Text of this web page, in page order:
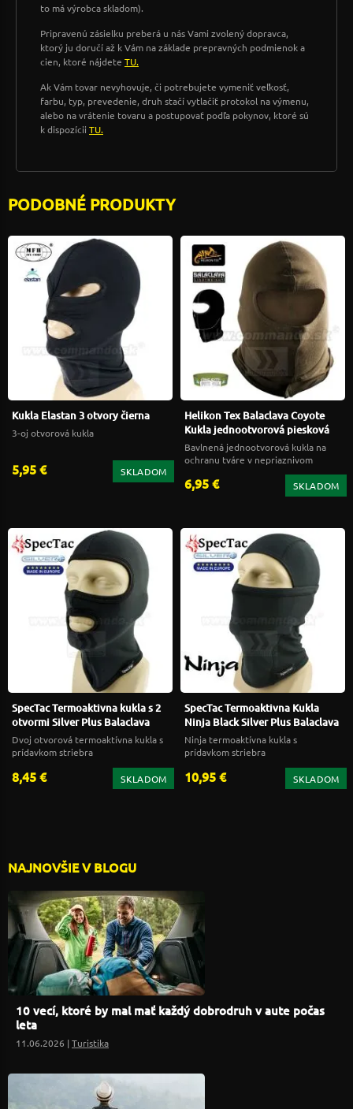
to má výrobca skladom).
Pripravenú zásielku preberá u nás Vami zvolený dopravca,
ktorý ju doručí až k Vám na základe prepravných podmienok a
cien, ktoré nájdete TU.
Ak Vám tovar nevyhovuje, či potrebujete vymeniť veľkosť,
farbu, typ, prevedenie, druh stačí vytlačiť protokol na výmenu,
alebo na vrátenie tovaru a postupovať podľa pokynov, ktoré sú
k dispozícii TU.
PODOBNÉ PRODUKTY
Kukla Elastan 3 otvory čierna
3-oj otvorová kukla
5,95 € SKLADOM
Helikon Tex Balaclava Coyote
Kukla jednootvorová piesková
Bavlnená jednootvorová kukla na
ochranu tváre v nepriaznivom
6,95 € SKLADOM
SpecTac Termoaktivna kukla s 2
otvormi Silver Plus Balaclava
Dvoj otvorová termoaktívna kukla s
prídavkom striebra
8,45 € SKLADOM
SpecTac Termoaktivna Kukla
Ninja Black Silver Plus Balaclava
Ninja termoaktívna kukla s
prídavkom striebra
10,95 € SKLADOM
NAJNOVŠIE V BLOGU
10 vecí, ktoré by mal mať každý dobrodruh v aute počas
leta
11.06.2026 |Turistika